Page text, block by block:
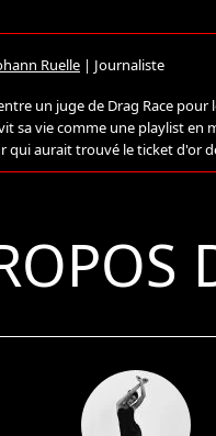
Ruelle | Journaliste
un juge de Drag Race pour
sa vie comme une playlist en
qui aurait trouvé le ticket d'or